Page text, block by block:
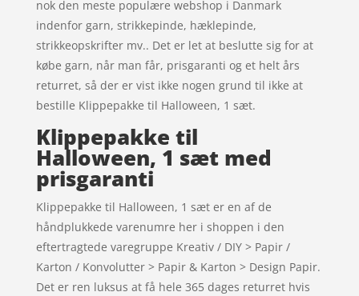
nok den meste populære webshop i Danmark
indenfor garn, strikkepinde, hæklepinde,
strikkeopskrifter mv.. Det er let at beslutte sig for at
købe garn, når man får, prisgaranti og et helt års
returret, så der er vist ikke nogen grund til ikke at
bestille Klippepakke til Halloween, 1 sæt.
Klippepakke til
Halloween, 1 sæt med
prisgaranti
Klippepakke til Halloween, 1 sæt er en af de
håndplukkede varenumre her i shoppen i den
eftertragtede varegruppe Kreativ / DIY > Papir /
Karton / Konvolutter > Papir & Karton > Design Papir.
Det er ren luksus at få hele 365 dages returret hvis